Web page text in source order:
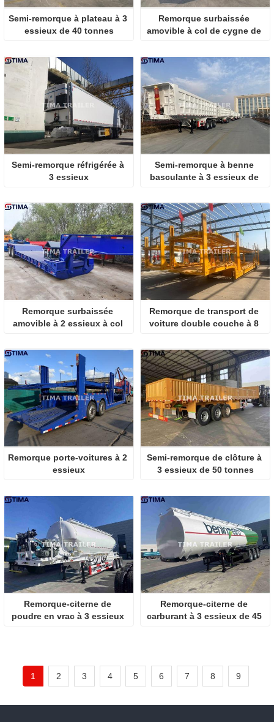
Semi-remorque à plateau à 3
essieux de 40 tonnes
Remorque surbaissée
amovible à col de cygne de
Semi-remorque réfrigérée à
3 essieux
Semi-remorque à benne
basculante à 3 essieux de
Remorque surbaissée
amovible à 2 essieux à col
Remorque de transport de
voiture double couche à 8
Remorque porte-voitures à 2
essieux
Semi-remorque de clôture à
3 essieux de 50 tonnes
Remorque-citerne de
poudre en vrac à 3 essieux
Remorque-citerne de
carburant à 3 essieux de 45
1 2 3 4 5 6 7 8 9